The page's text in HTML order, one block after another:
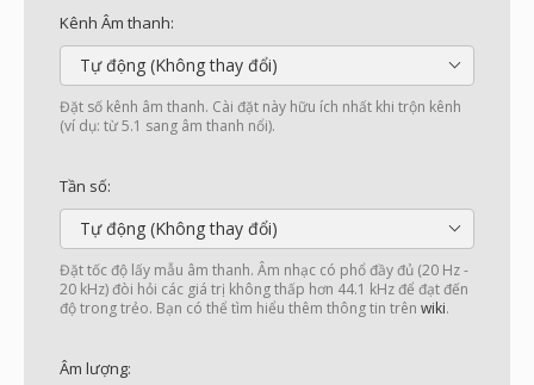
Kênh Âm thanh:
Tự động (Không thay đổi)
Đặt số kênh âm thanh. Cài đặt này hữu ích nhất khi trộn kênh
(ví dụ: từ 5.1 sang âm thanh nổi).
Tần số:
Tự động (Không thay đổi)
Đặt tốc độ lấy mẫu âm thanh. Âm nhạc có phổ đầy đủ (20 Hz -
20 kHz) đòi hỏi các giá trị không thấp hơn 44.1 kHz để đạt đến
độ trong trẻo. Bạn có thể tìm hiểu thêm thông tin trên wiki.
Âm lượng: